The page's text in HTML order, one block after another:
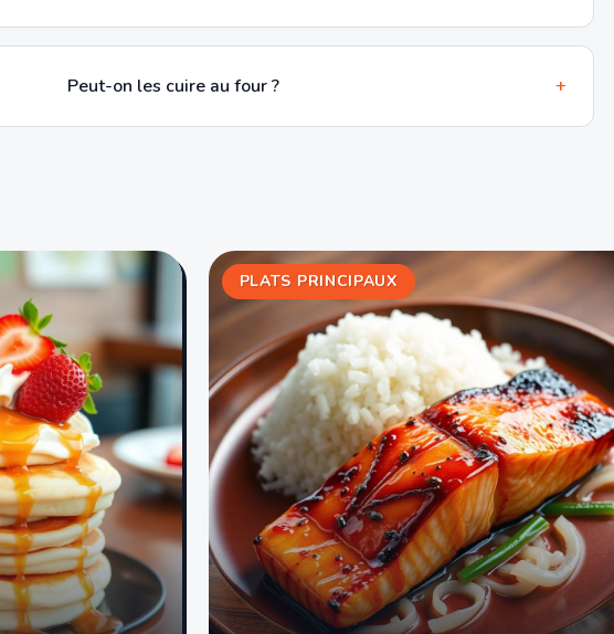
Peut-on les cuire au four ? +
PLATS PRINCIPAUX